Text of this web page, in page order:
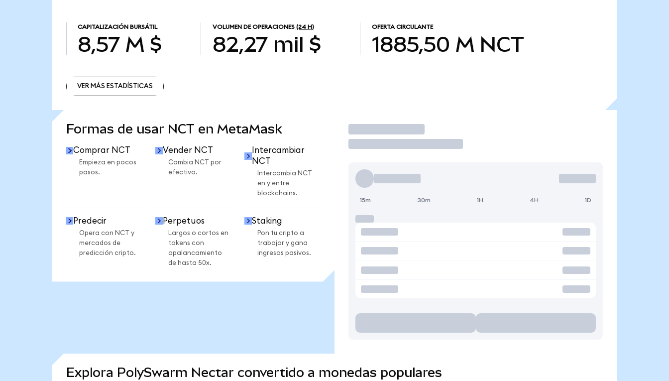
CAPITALIZACIÓN BURSÁTIL
8,57 M $
VOLUMEN DE OPERACIONES (24 H)
82,27 mil $
OFERTA CIRCULANTE
1885,50 M NCT
VER MÁS ESTADÍSTICAS
Formas de usar NCT en MetaMask
Comprar NCT
Empieza en pocos
pasos.
Vender NCT
Cambia NCT por
efectivo.
Intercambiar
NCT
Intercambia NCT
en y entre
blockchains.
Predecir
Opera con NCT y
mercados de
predicción cripto.
Perpetuos
Largos o cortos en
tokens con
apalancamiento
de hasta 50x.
Staking
Pon tu cripto a
trabajar y gana
ingresos pasivos.
Operar
15m 30m 1H 4H 1D
Explora PolySwarm Nectar convertido a monedas populares